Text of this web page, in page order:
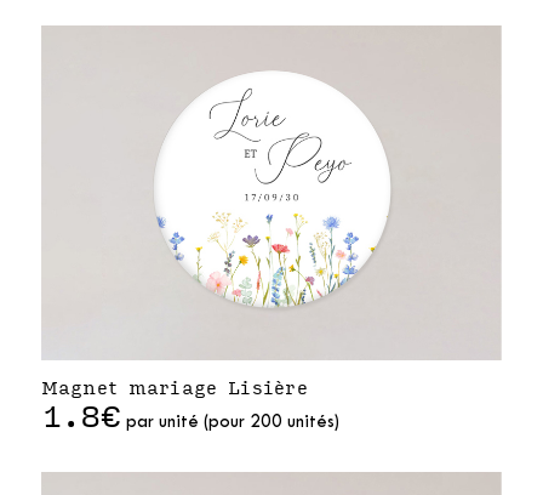
Magnet mariage Lisière
1.8€ par unité (pour 200 unités)